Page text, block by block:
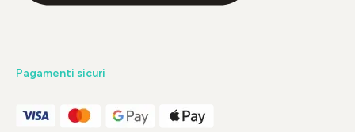
Pagamenti sicuri